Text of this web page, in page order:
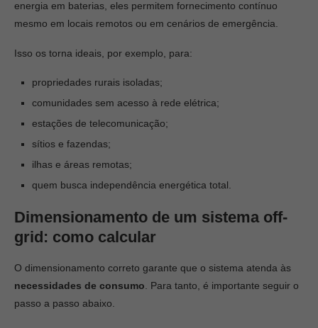
energia em baterias, eles permitem fornecimento contínuo
mesmo em locais remotos ou em cenários de emergência.
Isso os torna ideais, por exemplo, para:
propriedades rurais isoladas;
comunidades sem acesso à rede elétrica;
estações de telecomunicação;
sítios e fazendas;
ilhas e áreas remotas;
quem busca independência energética total.
Dimensionamento de um sistema off-
grid: como calcular
O dimensionamento correto garante que o sistema atenda às
necessidades de consumo . Para tanto, é importante seguir o
passo a passo abaixo.